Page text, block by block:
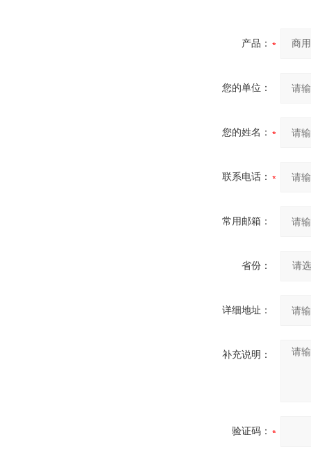
产品：
您的单位：
您的姓名：
联系电话：
常用邮箱：
省份：
详细地址：
补充说明：
验证码：